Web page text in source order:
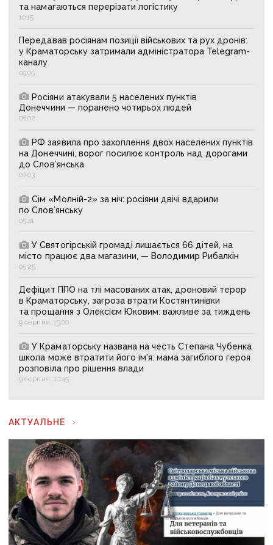
та намагаються перерізати логістику
10:15
Передавав росіянам позиції військових та рух дронів:
у Краматорську затримали адміністратора Telegram-
каналу
09:05
Росіяни атакували 5 населених пунктів
Донеччини — поранено чотирьох людей
08:02
РФ заявила про захоплення двох населених пунктів
на Донеччині, ворог посилює контроль над дорогами
до Слов’янська
07:03
Сім «Молній-2» за ніч: росіяни двічі вдарили
по Слов’янську
05:41
У Святогірській громаді лишається 66 дітей, на
місто працює два магазини, — Володимир Рибалкін
05:25
Дефіцит ППО на тлі масованих атак, дроновий терор
в Краматорську, загроза втрати Костянтинівки
та прощання з Олексієм Юковим: важливе за тиждень
9 серпня, 13:00
У Краматорську названа на честь Степана Чубенка
школа може втратити його ім'я: мама загиблого героя
розповіла про рішення влади
9 серпня, 10:45
АКТУАЛЬНЕ